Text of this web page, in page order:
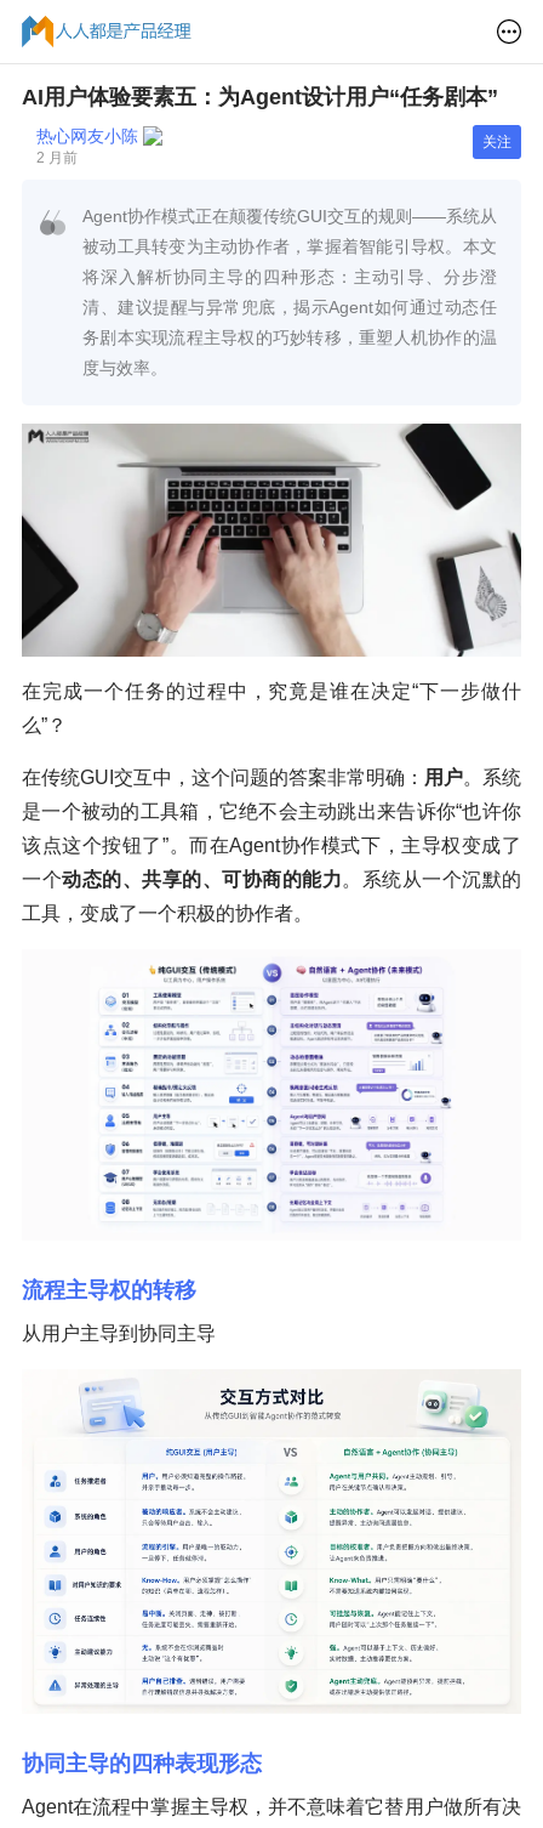
AI用户体验要素五：为Agent设计用户“任务剧本”
热心网友小陈
2 月前
关注
Agent协作模式正在颠覆传统GUI交互的规则——系统从
被动工具转变为主动协作者，掌握着智能引导权。本文
将深入解析协同主导的四种形态：主动引导、分步澄
清、建议提醒与异常兜底，揭示Agent如何通过动态任
务剧本实现流程主导权的巧妙转移，重塑人机协作的温
度与效率。
在完成一个任务的过程中，究竟是谁在决定“下一步做什
么”？
在传统GUI交互中，这个问题的答案非常明确： 用户。系统
是一个被动的工具箱，它绝不会主动跳出来告诉你“也许你
该点这个按钮了”。而在Agent协作模式下，主导权变成了
一个动态的、共享的、可协商的能力。系统从一个沉默的
工具，变成了一个积极的协作者。
流程主导权的转移
从用户主导到协同主导
协同主导的四种表现形态
Agent在流程中掌握主导权，并不意味着它替用户做所有决